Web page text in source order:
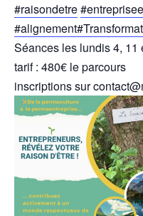
#raisondetre
#alignement
Séances les lundis 4, 11
tarif : 480€ le parcours
inscriptions sur